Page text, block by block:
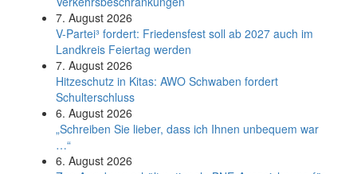
7. August 2026
V-Partei­³ fordert: Friedens­fest soll ab 2027 auch im
Land­kreis Feier­tag werden
7. August 2026
Hitzeschutz in Kitas: AWO Schwaben fordert
Schulterschluss
6. August 2026
„Schreiben Sie lieber, dass ich Ihnen unbequem war
…“
6. August 2026